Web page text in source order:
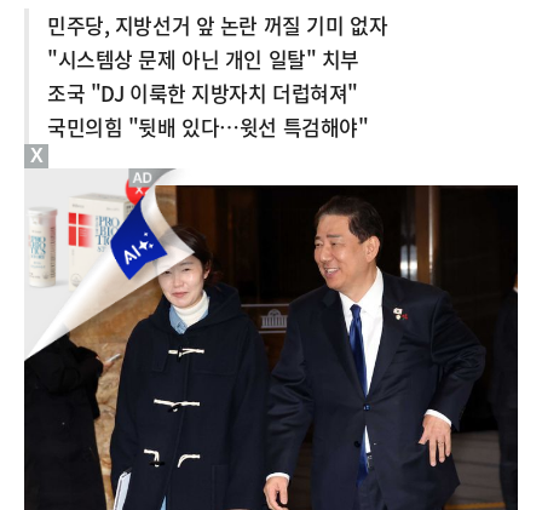
민주당, 지방선거 앞 논란 꺼질 기미 없자
"시스템상 문제 아닌 개인 일탈" 치부
조국 "DJ 이룩한 지방자치 더럽혀져"
국민의힘 "뒷배 있다…윗선 특검해야"
X